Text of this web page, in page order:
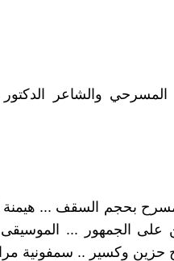
والشاعر
بحجم السقف ... هيمنة
الجمهور ... الموسيقى
حزين وكسير .. سمفونية